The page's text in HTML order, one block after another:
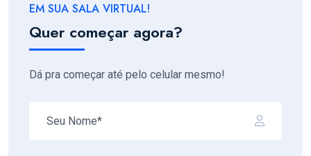
EM SUA SALA VIRTUAL!
Quer começar agora?
Dá pra começar até pelo celular mesmo!